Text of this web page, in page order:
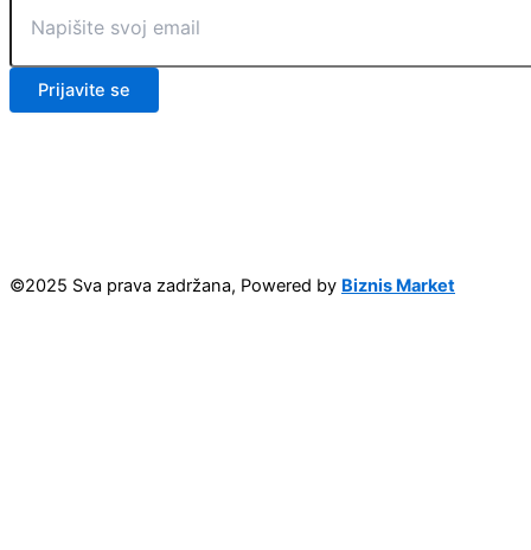
Prijavite se
©2025 Sva prava zadržana, Powered by Biznis Market